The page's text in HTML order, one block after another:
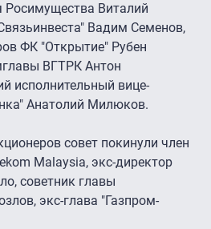
Росимущества Виталий
Вадим Семенов,
ФК "Открытие" Рубен
ВГТРК Антон
исполнительный вице-
Анатолий Милюков.
совет покинули член
Malaysia, экс-директор
советник главы
экс-глава "Газпром-